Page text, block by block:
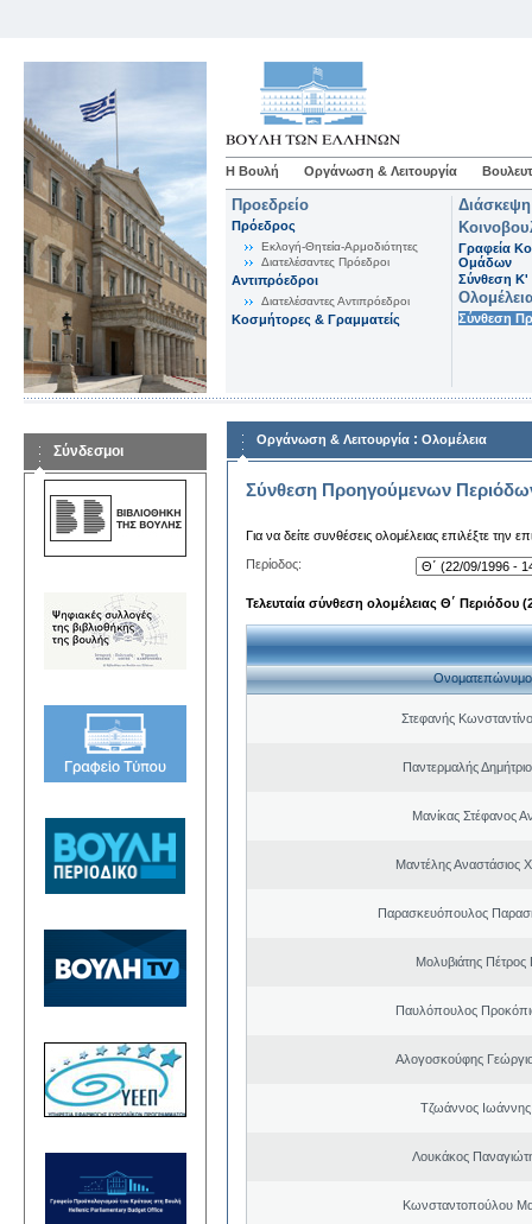
Η Βουλή Οργάνωση & Λειτουργία
Προεδρείο
Πρόεδρος
Εκλογή-Θητεία-Αρμοδιότητες
Διατελέσαντες Πρόεδροι
Αντιπρόεδροι
Διατελέσαντες Αντιπρόεδροι
Κοσμήτορες & Γραμματείς
Γραφεία
Ομάδων
Σύνθεση K'
Σύνθεση
Σύνδεσμοι
Οργάνωση & Λειτουργία : Ολομέλεια
Σύνθεση Προηγούμενων
Για να δείτε συνθέσεις ολομέλειας επιλέξτε την
Περίοδος:
Τελευταία σύνθεση ολομέλειας Θ΄ Περιόδου
Ονοματεπώνυμο
Στεφανής
Παντερμαλής
Μανίκας Στέφανος
Μαντέλης Αναστάσιος
Παρασκευόπουλος
Μολυβιάτης Πέτρος
Παυλόπουλος
Αλογοσκούφης
Τζωάννος Ιωάννης
Λουκάκος
Κωνσταντοπούλου